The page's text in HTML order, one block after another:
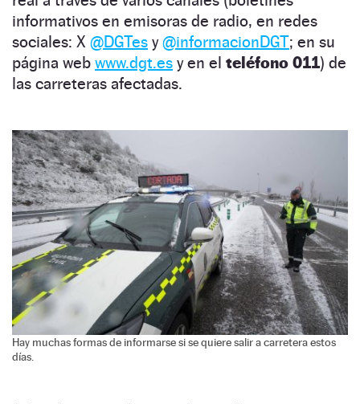
informativos en emisoras de radio, en redes
sociales: X @DGTes y@informacionDGT; en su
página web www.dgt.es y en el teléfono 011) de
las carreteras afectadas.
Hay muchas formas de informarse si se quiere salir a carretera estos
días.